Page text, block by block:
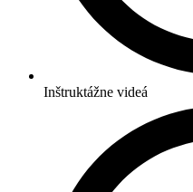
Inštruktážne videá